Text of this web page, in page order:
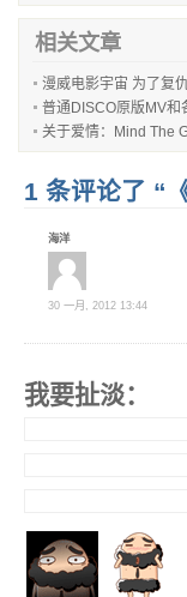
相关文章
漫威电影宇宙 为了复
普通DISCO原版MV和
关于爱情：Mind The
1 条评论了 “
海洋
30 一月, 2012 13:44
我要扯淡：